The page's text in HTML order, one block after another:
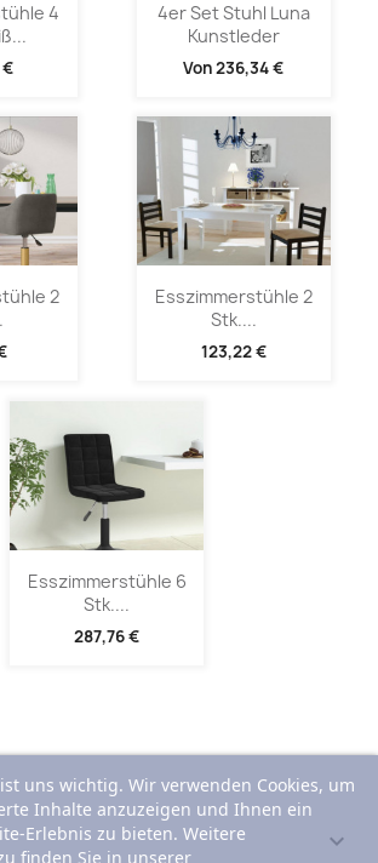
4
€
4er Set Stuhl Luna
Kunstleder
Von236,34 €
2
Esszimmerstühle 2
Stk....
123,22 €
Esszimmerstühle 6
Stk....
287,76 €

uns wichtig. Wir verwenden Cookies, um
Inhalte anzuzeigen und Ihnen ein
Erlebnis zu bieten. Weitere
finden Sie in unserer